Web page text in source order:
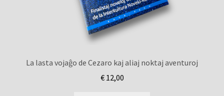
La lasta vojaĝo de Cezaro kaj aliaj noktaj aventuroj
€12,00